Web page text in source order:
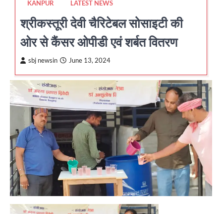
KANPUR LATEST NEWS
श्रीकस्तूरी देवी चैरिटेबल सोसाइटी की
ओर से कैंसर ओपीडी एवं शर्बत वितरण
sbj newsin June 13, 2024